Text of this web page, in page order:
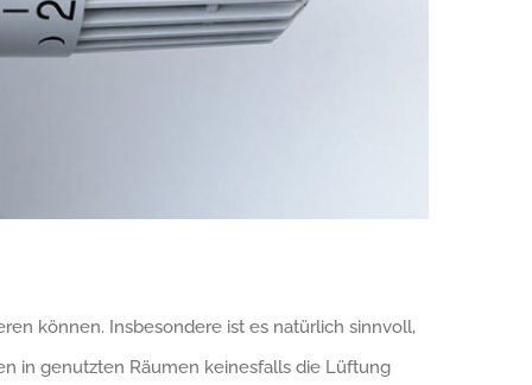
können. Insbesondere ist es natürlich sinnvoll,
in genutzten Räumen keinesfalls die Lüftung